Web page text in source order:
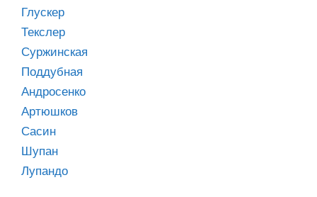
Глускер
Текслер
Суржинская
Поддyбная
Андросенко
Артюшков
Сасин
Шупан
Лупандо